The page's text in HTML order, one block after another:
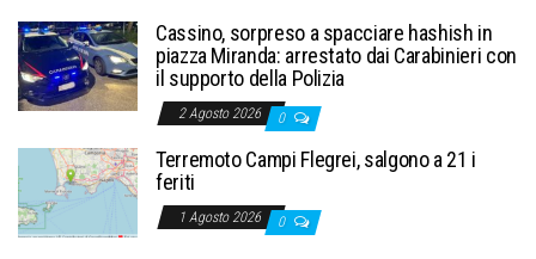
Cassino, sorpreso a spacciare hashish in
piazza Miranda: arrestato dai Carabinieri con
il supporto della Polizia
2 Agosto 2026 0
Terremoto Campi Flegrei, salgono a 21 i
feriti
1 Agosto 2026 0